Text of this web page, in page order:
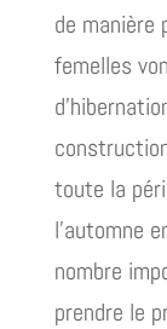
de manière
femelles
toute la
l’automne
nombre
prendre le